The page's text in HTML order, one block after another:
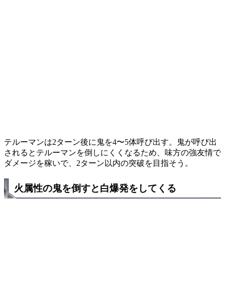
テルーマンは2ターン後に鬼を4〜5体呼び出す。鬼が呼び出
されるとテルーマンを倒しにくくなるため、味方の強友情で
ダメージを稼いで、2ターン以内の突破を目指そう。
火属性の鬼を倒すと白爆発をしてくる